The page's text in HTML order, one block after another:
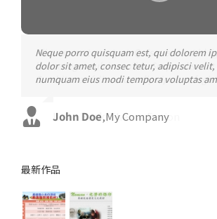
Neque porro quisquam est, qui dolorem
dolor sit amet, consec tetur, adipisci velit,
numquam eius modi tempora voluptas
John Doe,My Company
Aliquam erat volutpat. Quisque at est id
laoreet eget pulvinar nibh. Suspendisse
Curabitur ac felis arcu sadips ipsums
Luke Beck,Theme Fusion
最新作品